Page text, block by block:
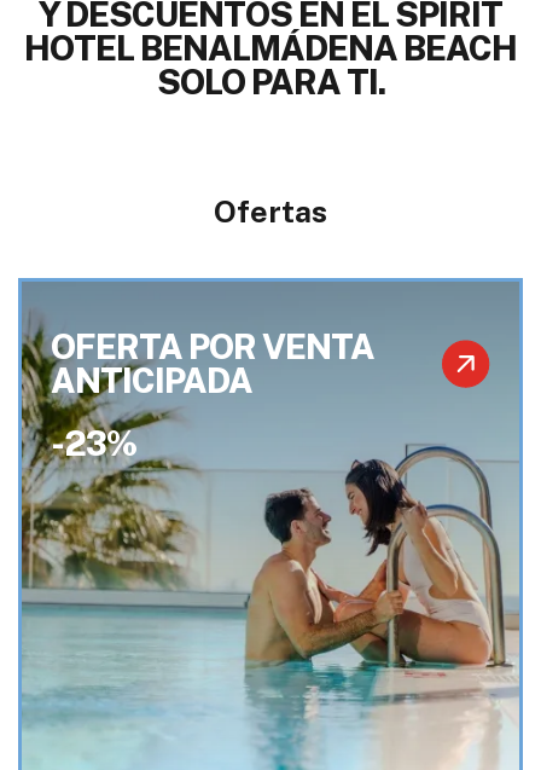
Y DESCUENTOS EN EL SPIRIT
HOTEL BENALMÁDENA BEACH
SOLO PARA TI.
Ofertas
OFERTA POR VENTA
ANTICIPADA
-23%